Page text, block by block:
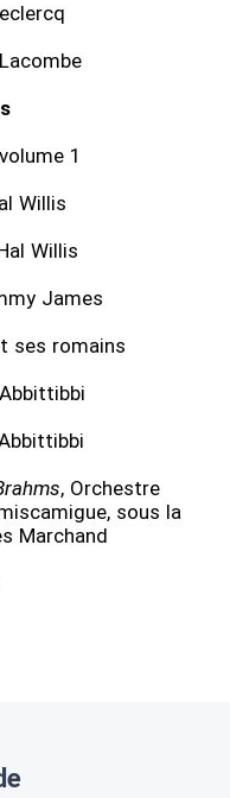
1
Willis
Willis
James
ses romains
, Orchestre
sous la
Marchand